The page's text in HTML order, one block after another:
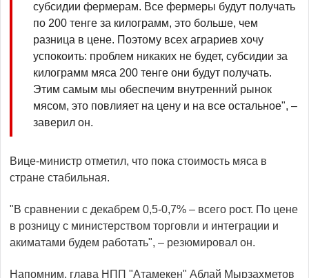
субсидии фермерам. Все фермеры будут получать
по 200 тенге за килограмм, это больше, чем
разница в цене. Поэтому всех аграриев хочу
успокоить: проблем никаких не будет, субсидии за
килограмм мяса 200 тенге они будут получать.
Этим самым мы обеспечим внутренний рынок
мясом, это повлияет на цену и на все остальное", –
заверил он.
Вице-министр отметил, что пока стоимость мяса в
стране стабильная.
"В сравнении с декабрем 0,5-0,7% – всего рост. По цене
в розницу с министерством торговли и интеграции и
акиматами будем работать", – резюмировал он.
Напомним, глава НПП "Атамекен" Аблай Мырзахметов